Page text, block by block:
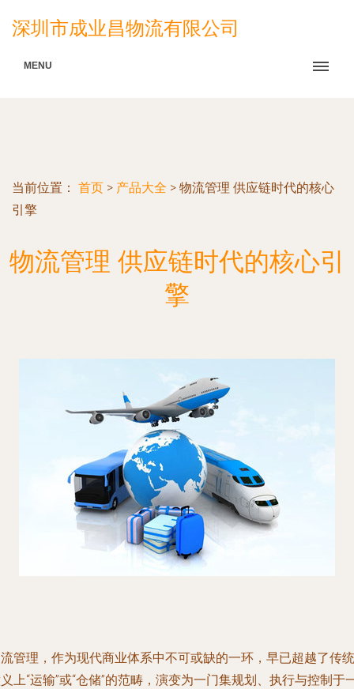
深圳市成业昌物流有限公司
MENU
当前位置： 首页 > 产品大全 > 物流管理 供应链时代的核心
引擎
物流管理 供应链时代的核心引
擎
管理，作为现代商业体系中不可或缺的一环，早已超越了传统
上“运输”或“仓储”的范畴，演变为一门集规划、执行与控制于